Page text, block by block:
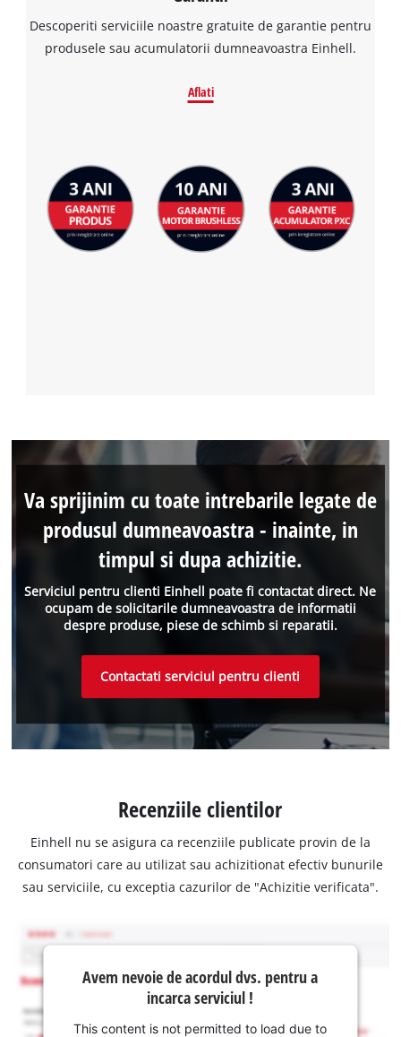
Descoperiti serviciile noastre gratuite de garantie pentru
produsele sau acumulatorii dumneavoastra Einhell.
Aflati
Serviciul pentru clienti Einhell poate fi contactat direct. Ne
ocupam de solicitarile dumneavoastra de informatii
despre produse, piese de schimb si reparatii.
Va sprijinim cu toate intrebarile legate de
produsul dumneavoastra - inainte, in
timpul si dupa achizitie.
Contactati serviciul pentru clienti
Recenziile clientilor
Einhell nu se asigura ca recenziile publicate provin de la
consumatori care au utilizat sau achizitionat efectiv bunurile
sau serviciile, cu exceptia cazurilor de "Achizitie verificata".
Avem nevoie de acordul dvs. pentru a
incarca serviciul !
This content is not permitted to load due to